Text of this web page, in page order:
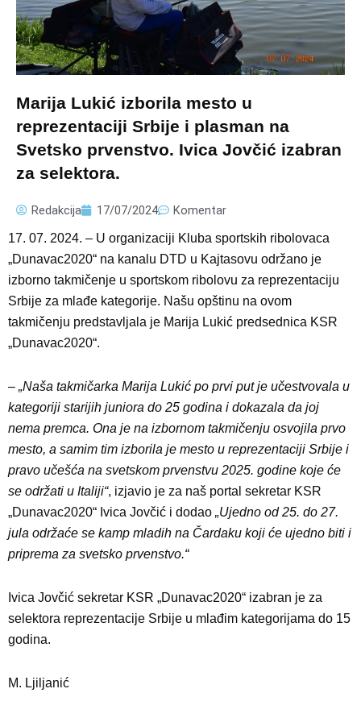
Marija Lukić izborila mesto u
reprezentaciji Srbije i plasman na
Svetsko prvenstvo. Ivica Jovčić izabran
za selektora.
Redakcija 17/07/2024 Komentar
17. 07. 2024. – U organizaciji Kluba sportskih ribolovaca
„Dunavac2020“ na kanalu DTD u Kajtasovu održano je
izborno takmičenje u sportskom ribolovu za reprezentaciju
Srbije za mlađe kategorije. Našu opštinu na ovom
takmičenju predstavljala je Marija Lukić predsednica KSR
„Dunavac2020“.
– „Naša takmičarka Marija Lukić po prvi put je učestvovala u
kategoriji starijih juniora do 25 godina i dokazala da joj
nema premca. Ona je na izbornom takmičenju osvojila prvo
mesto, a samim tim izborila je mesto u reprezentaciji Srbije i
pravo učešća na svetskom prvenstvu 2025. godine koje će
se održati u Italiji“, izjavio je za naš portal sekretar KSR
„Dunavac2020“ Ivica Jovčić i dodao „Ujedno od 25. do 27.
jula održaće se kamp mladih na Čardaku koji će ujedno biti i
priprema za svetsko prvenstvo.“
Ivica Jovčić sekretar KSR „Dunavac2020“ izabran je za
selektora reprezentacije Srbije u mlađim kategorijama do 15
godina.
M. Ljiljanić